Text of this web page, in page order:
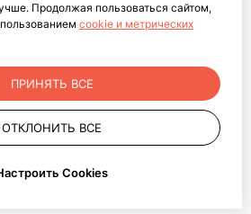
обработку персональных
данных
конфиденциальности
данных пользователей
сайта
91-81
ООО "АНКОМП"
Продолжая пользоваться сайтом,
cookie и метрических
ПРИНЯТЬ ВСЕ
ОТКЛОНИТЬ ВСЕ
Cookies